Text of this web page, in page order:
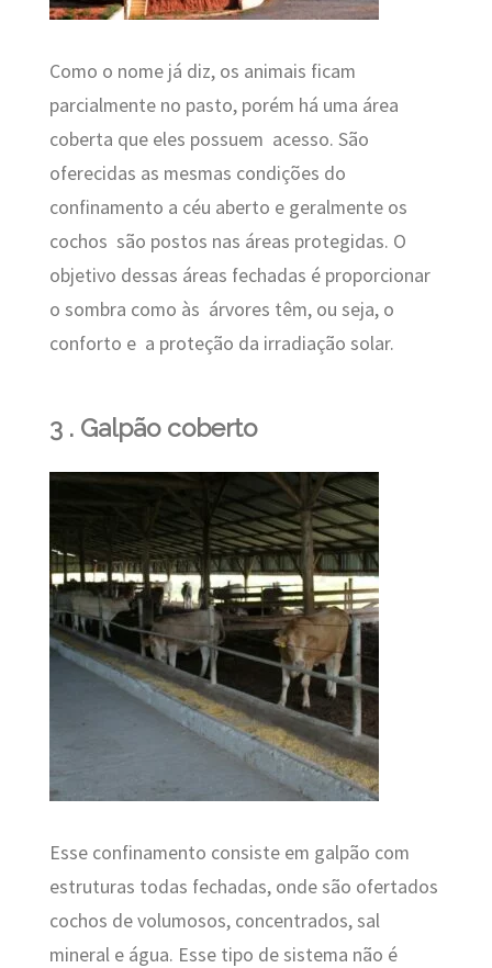
Como o nome já diz, os animais ficam
parcialmente no pasto, porém há uma área
coberta que eles possuem acesso. São
oferecidas as mesmas condições do
confinamento a céu aberto e geralmente os
cochos são postos nas áreas protegidas. O
objetivo dessas áreas fechadas é proporcionar
o sombra como às árvores têm, ou seja, o
conforto e a proteção da irradiação solar.
3 . Galpão coberto
Esse confinamento consiste em galpão com
estruturas todas fechadas, onde são ofertados
cochos de volumosos, concentrados, sal
mineral e água. Esse tipo de sistema não é